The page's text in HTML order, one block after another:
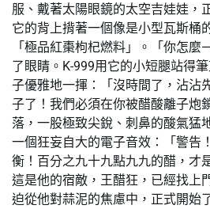
服、戴著太陽眼鏡的太空吉娃娃，
它的背上揹著一個像是小型瓦斯桶
「極品紅棗枸杞燃料」。「你怎
了眼睛。K-999用它的小短腿站得
子優雅地一揮：「沒時間了，沾沾
子了！我們必須在你被醋酸離子炮
落，一股極致尖銳、刺鼻的酸氣猛
一個狂妄自大的電子音效：「警告
衡！百分之九十九點九九的醋，才
這是他的宿敵，王醋狂，已經找上
迫從他對蒜泥的焦慮中，正式開始